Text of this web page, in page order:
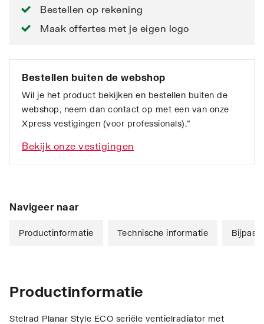
Bestellen op rekening
Maak offertes met je eigen logo
Bestellen buiten de webshop
Wil je het product bekijken en bestellen buiten de
webshop, neem dan contact op met een van onze
Xpress vestigingen (voor professionals).”
Bekijk onze vestigingen
Navigeer naar
Productinformatie Technische informatie
Productinformatie
Stelrad Planar Style ECO seriële ventielradiator met